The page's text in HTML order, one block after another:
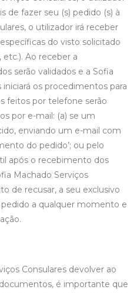
de fazer seu (s) pedido (s) à
o utilizador irá receber
do visto solicitado
Ao receber a
serão validados e a Sofia
os procedimentos para
feitos por telefone serão
por e-mail: (a) se um
enviando um e-mail com
do pedido’; ou pelo
após o recebimento dos
Machado Serviços
de recusar, a seu exclusivo
a qualquer momento e
Consulares devolver ao
é importante que